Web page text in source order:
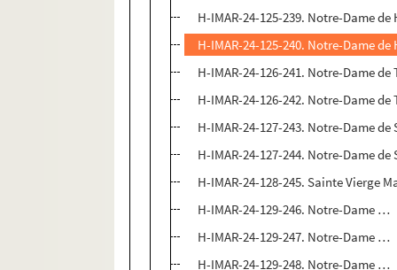
H-IMAR-24-125-239. Notre-Dame de
H-IMAR-24-125-240. Notre-Dame de
H-IMAR-24-126-241. Notre-Dame
H-IMAR-24-126-242. Notre-Dame
H-IMAR-24-127-243. Notre-Dame
H-IMAR-24-127-244. Notre-Dame
H-IMAR-24-128-245. Sainte Vierge
H-IMAR-24-129-246. Notre-Dame …
H-IMAR-24-129-247. Notre-Dame …
H-IMAR-24-129-248. Notre-Dame …